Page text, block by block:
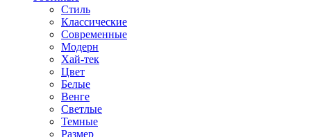
Стиль
Классические
Современные
Модерн
Хай-тек
Цвет
Белые
Венге
Светлые
Темные
Размер